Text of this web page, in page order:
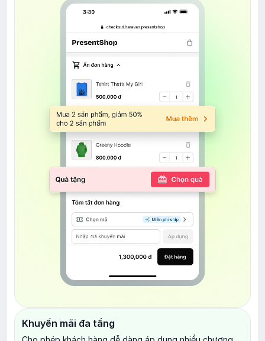
Khuyến mãi đa tầng